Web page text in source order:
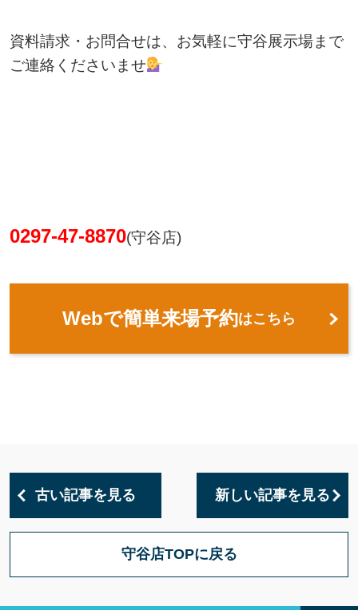
資料請求・お問合せは、お気軽に守谷展示場まで
ご連絡くださいませ
0297-47-8870(守谷店)
Webで簡単来場予約はこちら
古い記事を見る 新しい記事を見る
守谷店TOPに戻る